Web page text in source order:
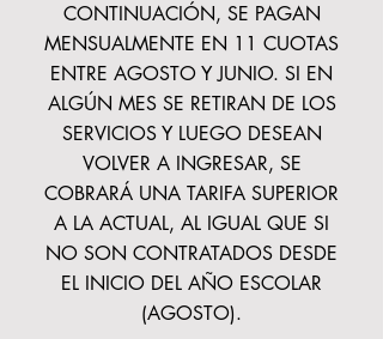
CONTINUACIÓN, SE PAGAN
MENSUALMENTE EN 11 CUOTAS
ENTRE AGOSTO Y JUNIO. SI EN
ALGÚN MES SE RETIRAN DE LOS
SERVICIOS Y LUEGO DESEAN
VOLVER A INGRESAR, SE
COBRARÁ UNA TARIFA SUPERIOR
A LA ACTUAL, AL IGUAL QUE SI
NO SON CONTRATADOS DESDE
EL INICIO DEL AÑO ESCOLAR
(AGOSTO).